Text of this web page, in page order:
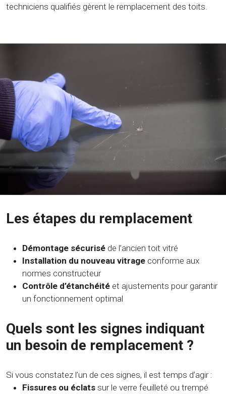
techniciens qualifiés gèrent le remplacement des toits.
Les étapes du remplacement
Démontage sécurisé de l’ancien toit vitré
Installation du nouveau vitrage conforme aux
normes constructeur
Contrôle d’étanchéité et ajustements pour garantir
un fonctionnement optimal
Quels sont les signes indiquant
un besoin de remplacement ?
Si vous constatez l’un de ces signes, il est temps d’agir :
Fissures ou éclats sur le verre feuilleté ou trempé